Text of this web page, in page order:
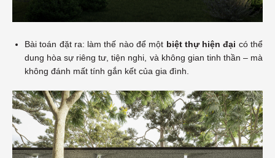
Bài toán đặt ra: làm thế nào để một biệt thự hiện đại có thể
dung hòa sự riêng tư, tiện nghi, và không gian tinh thần – mà
không đánh mất tính gắn kết của gia đình.